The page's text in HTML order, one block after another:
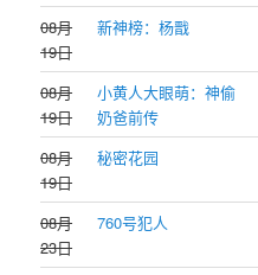
08月
19日
新神榜：杨戬
08月
19日
小黄人大眼萌：神偷
奶爸前传
08月
19日
秘密花园
08月
23日
760号犯人